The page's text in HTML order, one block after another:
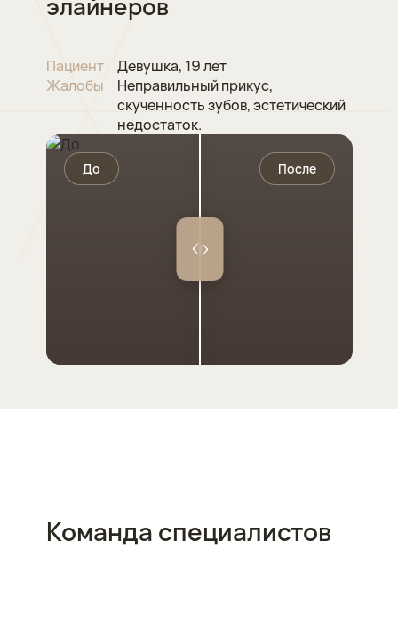
Пациент
Девушка, 19 лет
Жалобы
Неправильный прикус,
скученность зубов, эстетический
недостаток.
До После
Команда специалистов